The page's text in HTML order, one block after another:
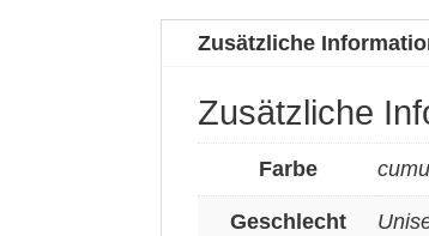
Zusätzliche
Zusätzliche
Farbe
Geschlecht